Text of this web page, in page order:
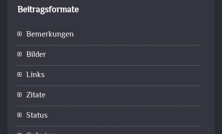
Beitragsformate
Bemerkungen
Bilder
Links
Zitate
Status